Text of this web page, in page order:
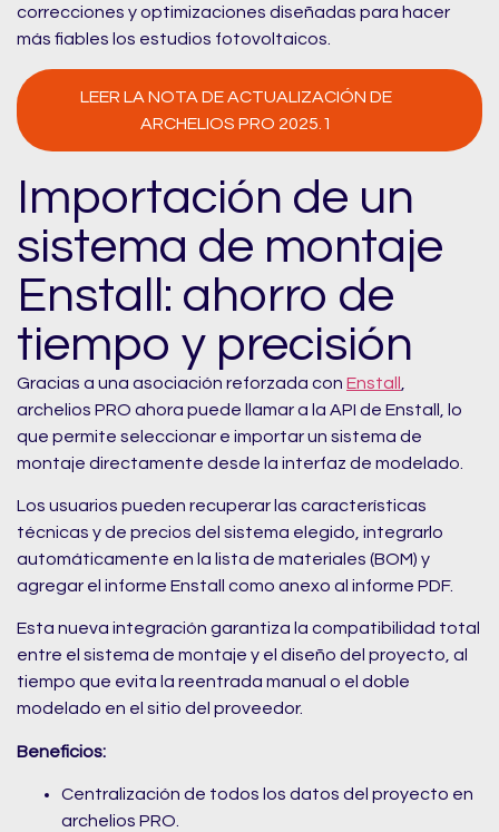
correcciones y optimizaciones diseñadas para hacer
más fiables los estudios fotovoltaicos.
LEER LA NOTA DE ACTUALIZACIÓN DE
ARCHELIOS PRO 2025.1
Importación de un
sistema de montaje
Enstall: ahorro de
tiempo y precisión
Gracias a una asociación reforzada con Enstall
archelios PRO ahora puede llamar a la API de Enstall, lo
que permite seleccionar e importar un sistema de
montaje directamente desde la interfaz de modelado.
Los usuarios pueden recuperar las características
técnicas y de precios del sistema elegido, integrarlo
automáticamente en la lista de materiales (BOM) y
agregar el informe Enstall como anexo al informe PDF.
Esta nueva integración garantiza la compatibilidad total
entre el sistema de montaje y el diseño del proyecto, al
tiempo que evita la reentrada manual o el doble
modelado en el sitio del proveedor.
Beneficios:
Centralización de todos los datos del proyecto en
archelios PRO.